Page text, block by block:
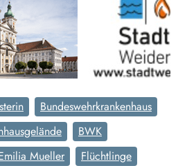
Bundeswehrkrankenhaus
BWK
Mueller
Flüchtlinge